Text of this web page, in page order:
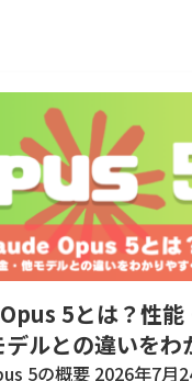
5とは？性能
ルとの違いをわ
5の概要 2026年7月